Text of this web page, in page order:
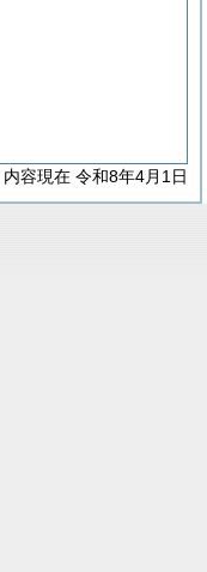
内容現在 令和8年4月1日